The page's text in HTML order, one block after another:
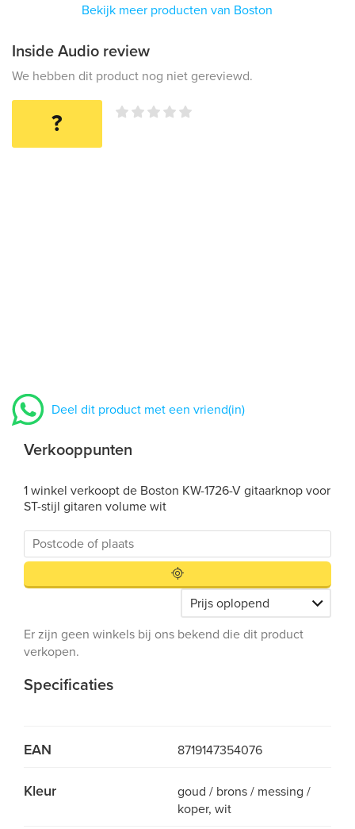
Bekijk meer producten van Boston
Inside Audio review
We hebben dit product nog niet gereviewd.
?
Deel dit product met een vriend(in)
Verkooppunten
1 winkel verkoopt de Boston KW-1726-V gitaarknop voor
ST-stijl gitaren volume wit
Er zijn geen winkels bij ons bekend die dit product
verkopen.
Specificaties
EAN 8719147354076
Kleur
goud / brons / messing /
koper, wit